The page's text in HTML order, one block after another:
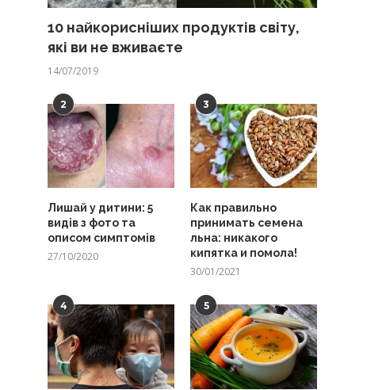
10 найкорисніших продуктів світу,
які ви не вживаєте
14/07/2019
2
Лишай у дитини: 5
видів з фото та
описом симптомів
27/10/2020
3
Как правильно
принимать семена
льна: никакого
кипятка и помола!
30/01/2021
4 5